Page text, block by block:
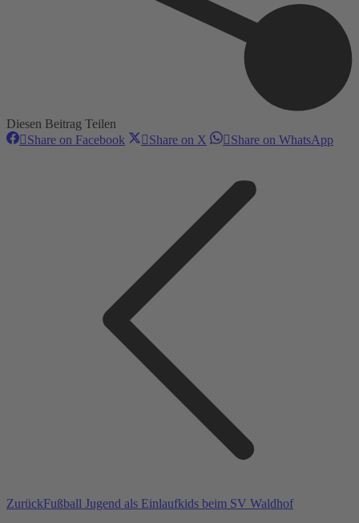
Diesen Beitrag Teilen
Share on Facebook ShareShare on X ShareShare on WhatsApp
ZurückVorheriger
Fußball Jugend als Einlaufkids beim SV Waldhof